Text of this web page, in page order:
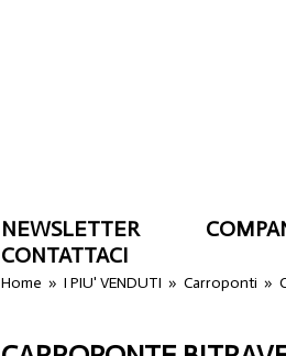
NEWSLETTER
CONTATTACI
Home »I PIU' VENDUTI »Carroponti »